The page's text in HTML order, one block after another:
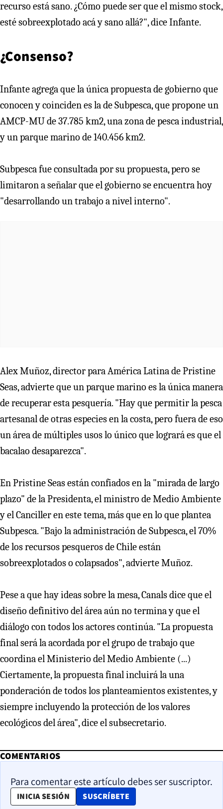
recurso está sano. ¿Cómo puede ser que el mismo stock,
esté sobreexplotado acá y sano allá?", dice Infante.
¿Consenso?
Infante agrega que la única propuesta de gobierno que
conocen y coinciden es la de Subpesca, que propone un
AMCP-MU de 37.785 km2, una zona de pesca industrial,
y un parque marino de 140.456 km2.
Subpesca fue consultada por su propuesta, pero se
limitaron a señalar que el gobierno se encuentra hoy
"desarrollando un trabajo a nivel interno".
Alex Muñoz, director para América Latina de Pristine
Seas, advierte que un parque marino es la única manera
de recuperar esta pesquería. "Hay que permitir la pesca
artesanal de otras especies en la costa, pero fuera de eso
un área de múltiples usos lo único que logrará es que el
bacalao desaparezca".
En Pristine Seas están confiados en la "mirada de largo
plazo" de la Presidenta, el ministro de Medio Ambiente
y el Canciller en este tema, más que en lo que plantea
Subpesca. "Bajo la administración de Subpesca, el 70%
de los recursos pesqueros de Chile están
sobreexplotados o colapsados", advierte Muñoz.
Pese a que hay ideas sobre la mesa, Canals dice que el
diseño definitivo del área aún no termina y que el
diálogo con todos los actores continúa. "La propuesta
final será la acordada por el grupo de trabajo que
coordina el Ministerio del Medio Ambiente (...)
Ciertamente, la propuesta final incluirá la una
ponderación de todos los planteamientos existentes, y
siempre incluyendo la protección de los valores
ecológicos del área", dice el subsecretario.
COMENTARIOS
Para comentar este artículo debes ser suscriptor.
INICIA SESIÓN SUSCRÍBETE
OPENS IN NEW WINDOW